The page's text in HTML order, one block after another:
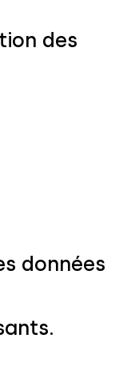
tion des
s données
ants.